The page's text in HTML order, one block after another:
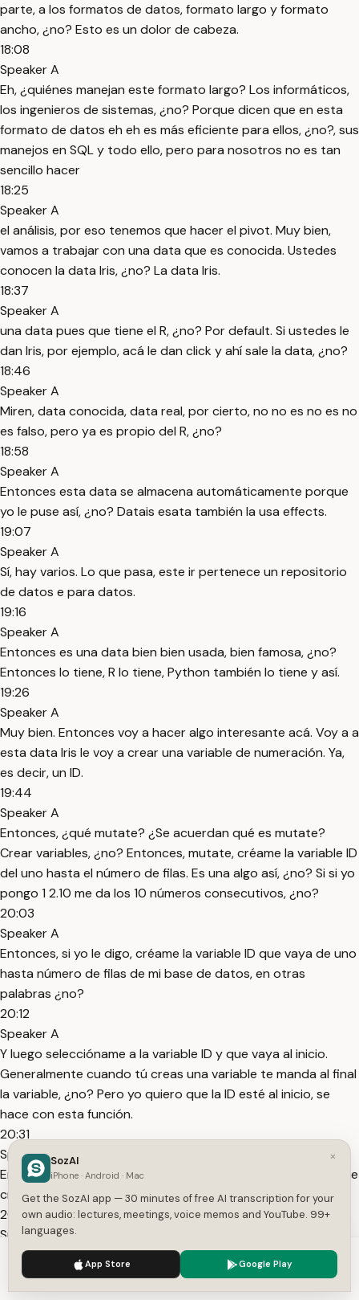
parte, a los formatos de datos, formato largo y formato
ancho, ¿no? Esto es un dolor de cabeza.
18:08
Speaker A
Eh, ¿quiénes manejan este formato largo? Los informáticos,
los ingenieros de sistemas, ¿no? Porque dicen que en esta
formato de datos eh eh es más eficiente para ellos, ¿no?, sus
manejos en SQL y todo ello, pero para nosotros no es tan
sencillo hacer
18:25
Speaker A
el análisis, por eso tenemos que hacer el pivot. Muy bien,
vamos a trabajar con una data que es conocida. Ustedes
conocen la data Iris, ¿no? La data Iris.
18:37
Speaker A
una data pues que tiene el R, ¿no? Por default. Si ustedes le
dan Iris, por ejemplo, acá le dan click y ahí sale la data, ¿no?
18:46
Speaker A
Miren, data conocida, data real, por cierto, no no es no es no
es falso, pero ya es propio del R, ¿no?
18:58
Speaker A
Entonces esta data se almacena automáticamente porque
yo le puse así, ¿no? Datais esata también la usa effects.
19:07
Speaker A
Sí, hay varios. Lo que pasa, este ir pertenece un repositorio
de datos e para datos.
19:16
Speaker A
Entonces es una data bien bien usada, bien famosa, ¿no?
Entonces lo tiene, R lo tiene, Python también lo tiene y así.
19:26
Speaker A
Muy bien. Entonces voy a hacer algo interesante acá. Voy a a
esta data Iris le voy a crear una variable de numeración. Ya,
es decir, un ID.
19:44
Speaker A
Entonces, ¿qué mutate? ¿Se acuerdan qué es mutate?
Crear variables, ¿no? Entonces, mutate, créame la variable ID
del uno hasta el número de filas. Es una algo así, ¿no? Si si yo
pongo 1 2.10 me da los 10 números consecutivos, ¿no?
20:03
Speaker A
Entonces, si yo le digo, créame la variable ID que vaya de uno
hasta número de filas de mi base de datos, en otras
palabras ¿no?
20:12
Speaker A
Y luego seleccióname a la variable ID y que vaya al inicio.
Generalmente cuando tú creas una variable te manda al final
la variable, ¿no? Pero yo quiero que la ID esté al inicio, se
hace con esta función.
20:31
Speaker A
Entonces, al final, ¿qué es lo que te queda? Miren, esto no he
creado este identificador.
20:40
Speaker A
Simplemente es un es una nueva variable que que cuenta del
1 al 150. No, no he hecho nada nuevo.
20:48
We use cookies to enhance your experience.
×
SozAI
iPhone · Android · Mac
Get the SozAI app — 30 minutes of free AI transcription for your
own audio: lectures, meetings, voice memos and YouTube. 99+
languages.
App Store Google Play